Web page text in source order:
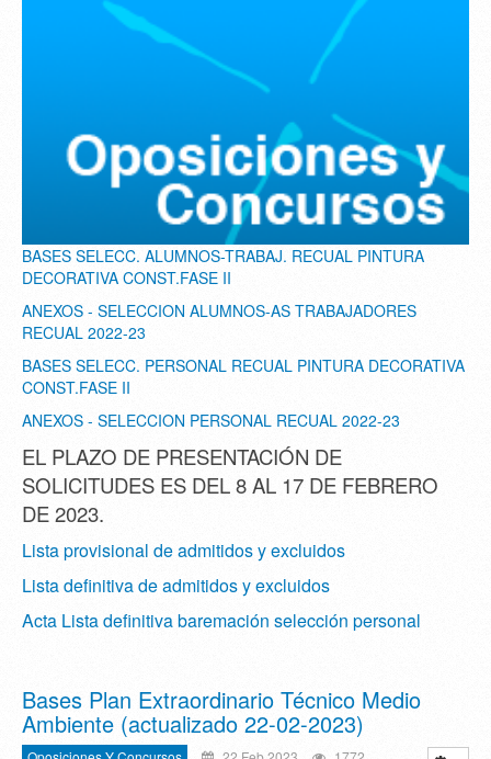
BASES SELECC. ALUMNOS-TRABAJ. RECUAL PINTURA
DECORATIVA CONST.FASE II
ANEXOS - SELECCION ALUMNOS-AS TRABAJADORES
RECUAL 2022-23
BASES SELECC. PERSONAL RECUAL PINTURA DECORATIVA
CONST.FASE II
ANEXOS - SELECCION PERSONAL RECUAL 2022-23
EL PLAZO DE PRESENTACIÓN DE
SOLICITUDES ES DEL 8 AL 17 DE FEBRERO
DE 2023.
Lista provisional de admitidos y excluidos
Lista definitiva de admitidos y excluidos
Acta Lista definitiva baremación selección personal
Bases Plan Extraordinario Técnico Medio
Ambiente (actualizado 22-02-2023)